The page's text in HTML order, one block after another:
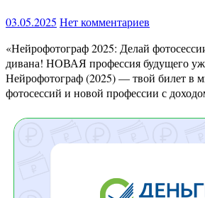
03.05.2025 Нет комментариев
«Нейрофотограф 2025: Делай фотосессии, не вставая с
дивана! НОВАЯ профессия будущего
Нейрофотограф (2025) — твой билет в
фотосессий и новой профессии с